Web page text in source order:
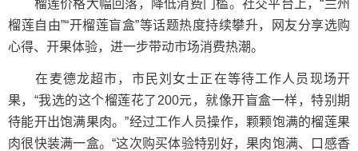
榴莲价格大幅回落，降低消费门槛。社交平台上，“兰州
榴莲自由”“开榴莲盲盒”等话题热度持续攀升，网友分享选购
心得、开果体验，进一步带动市场消费热潮。
在麦德龙超市，市民刘女士正在等待工作人员现场开
果，“我选的这个榴莲花了200元，就像开盲盒一样，特别期
待能开出饱满果肉。”经过工作人员操作，颗颗饱满的榴莲果
肉很快装满一盒。“这次购买体验特别好，果肉饱满、口感香